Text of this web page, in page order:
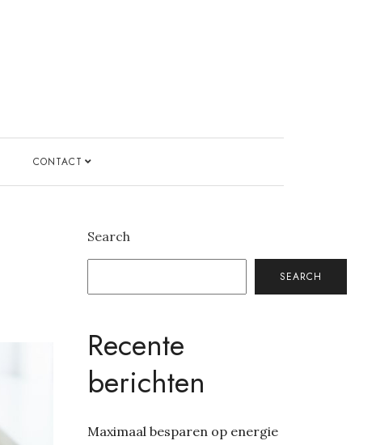
CONTACT
Search
SEARCH
Recente
berichten
Maximaal besparen op energie